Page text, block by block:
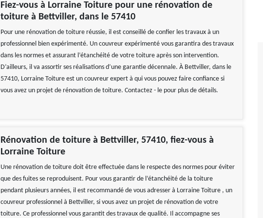
Fiez-vous à Lorraine Toiture pour une rénovation de
toiture à Bettviller, dans le 57410
Pour une rénovation de toiture réussie, il est conseillé de confier les travaux à un
professionnel bien expérimenté. Un couvreur expérimenté vous garantira des travaux
dans les normes et assurant l’étanchéité de votre toiture après son intervention.
D’ailleurs, il va assortir ses réalisations d’une garantie décennale. À Bettviller, dans le
57410, Lorraine Toiture est un couvreur expert à qui vous pouvez faire confiance si
vous avez un projet de rénovation de toiture. Contactez - le pour plus de détails.
Rénovation de toiture à Bettviller, 57410, fiez-vous à
Lorraine Toiture
Une rénovation de toiture doit être effectuée dans le respecte des normes pour éviter
que des fuites se reproduisent. Pour vous garantir de l’étanchéité de la toiture
pendant plusieurs années, il est recommandé de vous adresser à Lorraine Toiture , un
couvreur professionnel à Bettviller, si vous avez un projet de rénovation de votre
toiture. Ce professionnel vous garantit des travaux de qualité. Il accompagne ses